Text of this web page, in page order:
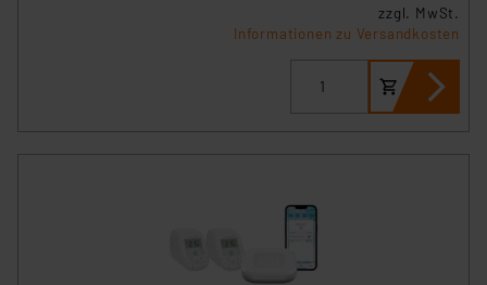
zzgl. MwSt.
Informationen zu Versandkosten